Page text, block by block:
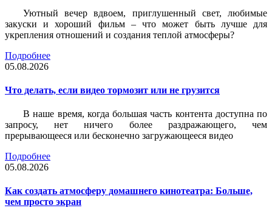
Уютный вечер вдвоем, приглушенный свет, любимые
закуски и хороший фильм – что может быть лучше для
укрепления отношений и создания теплой атмосферы?
Подробнее
05.08.2026
Что делать, если видео тормозит или не грузится
В наше время, когда большая часть контента доступна по
запросу, нет ничего более раздражающего, чем
прерывающееся или бесконечно загружающееся видео
Подробнее
05.08.2026
Как создать атмосферу домашнего кинотеатра: Больше,
чем просто экран